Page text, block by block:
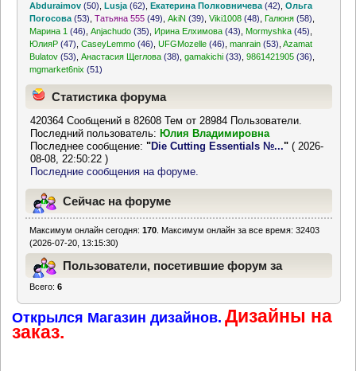
Abduraimov (50) ,Lusja (62) ,Екатерина Полковничева (42) ,Ольга
Погосова (53) ,Татьяна 555 (49) ,AkiN (39) ,Viki1008 (48) Галюня (58)
Марина 1 (46) ,Anjachudo (35) Ирина Елхимова (43) Mormyshka (45)
ЮлияР (47) ,CaseyLemmo (46) ,UFGMozelle (46) ,manrain (53) ,Azamat
Bulatov (53) ,Анастасия Щеглова (38) ,gamakichi (33) ,9861421905 (36)
mgmarket6nix (51)
Статистика форума
420364 Сообщений в 82608 Тем от 28984 Пользователи.
Последний пользователь: Юлия Владимировна
Последнее сообщение:"Die Cutting Essentials №..." ( 2026-
08-08, 22:50:22 )
Последние сообщения на форуме.
Сейчас на форуме
Максимум онлайн сегодня:170 . Максимум онлайн за все время: 32403
(2026-07-20, 13:15:30)
Пользователи, посетившие форум за
Всего:6
Открылся Магазин дизайнов. Дизайны на
заказ.